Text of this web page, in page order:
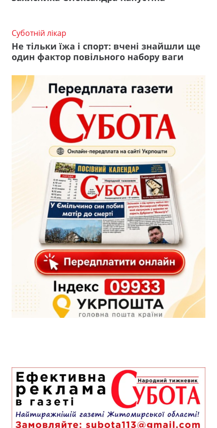
Суботній лікар
Не тільки їжа і спорт: вчені знайшли ще
один фактор повільного набору ваги